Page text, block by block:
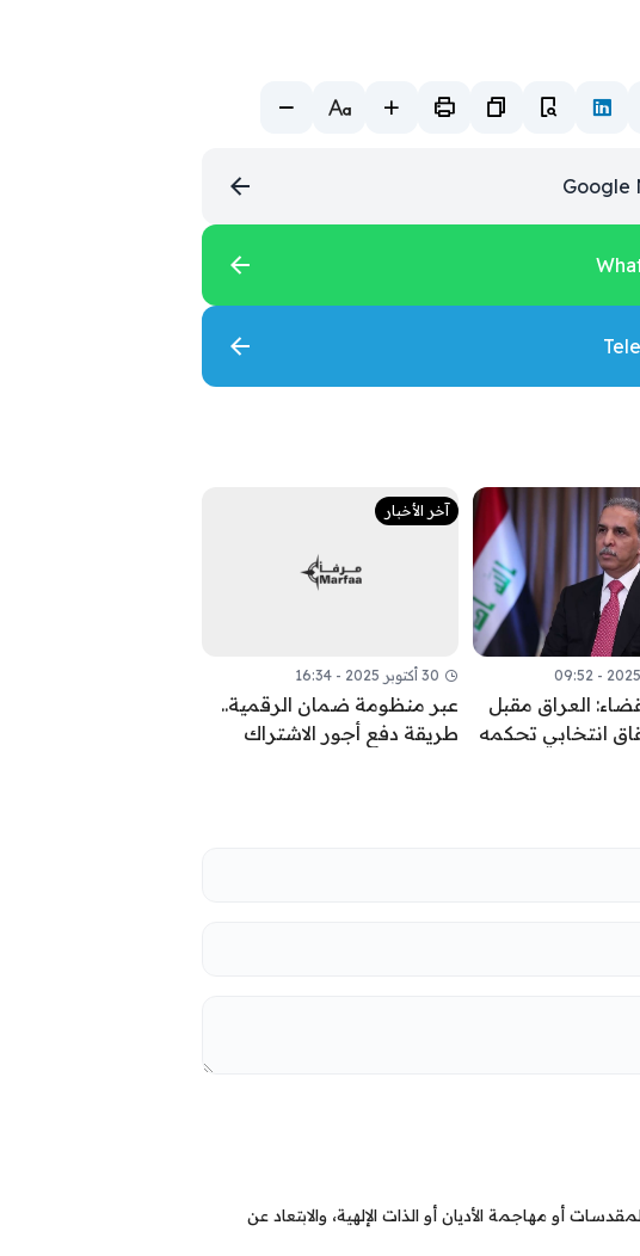
العراق مقبل
انتخابي تحكمه
آخر الأخبار
30 أكتوبر 2025 - 16:34
عبر منظومة ضمان الرقمية..
طريقة دفع أجور الاشتراك
أو مهاجمة الأديان أو الذات الإلهية، والابتعاد عن